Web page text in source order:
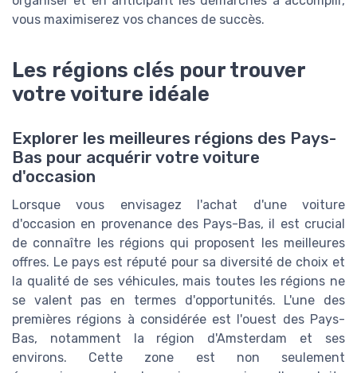
vous maximiserez vos chances de succès.
Les régions clés pour trouver
votre voiture idéale
Explorer les meilleures régions des Pays-
Bas pour acquérir votre voiture
d'occasion
Lorsque vous envisagez l'achat d'une voiture
d'occasion en provenance des Pays-Bas, il est crucial
de connaître les régions qui proposent les meilleures
offres. Le pays est réputé pour sa diversité de choix et
la qualité de ses véhicules, mais toutes les régions ne
se valent pas en termes d'opportunités. L'une des
premières régions à considérée est l'ouest des Pays-
Bas, notamment la région d'Amsterdam et ses
environs. Cette zone est non seulement